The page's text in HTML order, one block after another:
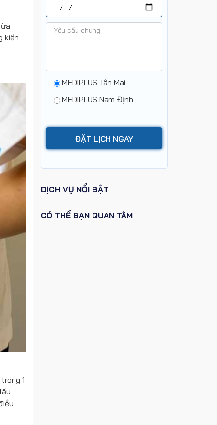
kiến
1
MEDIPLUS Tân Mai
MEDIPLUS Nam Định
DỊCH VỤ NỔI BẬT
CÓ THỂ BẠN QUAN TÂM